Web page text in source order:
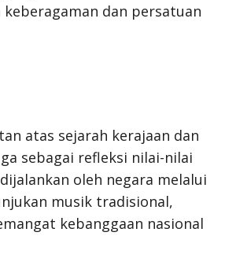
dan persatuan
atas sejarah kerajaan dan
sebagai refleksi nilai-nilai
oleh negara melalui
musik tradisional,
kebanggaan nasional